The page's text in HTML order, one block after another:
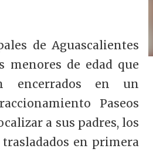
de Aguascalientes
menores de edad que
encerrados en un
Paseos
a sus padres, los
en primera